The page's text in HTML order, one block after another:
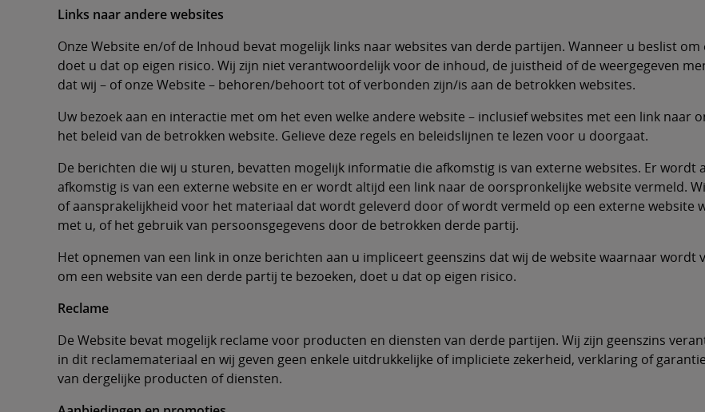
Links naar andere websites
Onze Website en/of de Inhoud bevat mogelijk links naar websites van derde partijen. Wanneer u beslist
doet u dat op eigen risico. Wij zijn niet verantwoordelijk voor de inhoud, de juistheid of de weergegeven
dat wij – of onze Website – behoren/behoort tot of verbonden zijn/is aan de betrokken websites.
Uw bezoek aan en interactie met om het even welke andere website – inclusief websites met een link naar
het beleid van de betrokken website. Gelieve deze regels en beleidslijnen te lezen voor u doorgaat.
De berichten die wij u sturen, bevatten mogelijk informatie die afkomstig is van externe websites. Er wordt
afkomstig is van een externe website en er wordt altijd een link naar de oorspronkelijke website vermeld.
of aansprakelijkheid voor het materiaal dat wordt geleverd door of wordt vermeld op een externe website
met u, of het gebruik van persoonsgegevens door de betrokken derde partij.
Het opnemen van een link in onze berichten aan u impliceert geenszins dat wij de website waarnaar wordt
om een website van een derde partij te bezoeken, doet u dat op eigen risico.
Reclame
De Website bevat mogelijk reclame voor producten en diensten van derde partijen. Wij zijn geenszins
in dit reclamemateriaal en wij geven geen enkele uitdrukkelijke of impliciete zekerheid, verklaring of
van dergelijke producten of diensten.